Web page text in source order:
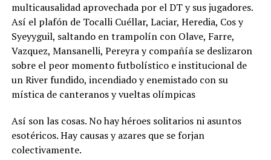
multicausalidad aprovechada por el DT y sus jugadores.
Así el plafón de Tocalli Cuéllar, Laciar, Heredia, Cos y
Syeyyguil, saltando en trampolín con Olave, Farre,
Vazquez, Mansanelli, Pereyra y compañía se deslizaron
sobre el peor momento futbolístico e institucional de
un River fundido, incendiado y enemistado con su
mística de canteranos y vueltas olímpicas
Así son las cosas. No hay héroes solitarios ni asuntos
esotéricos. Hay causas y azares que se forjan
colectivamente.